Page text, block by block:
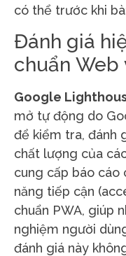
có thể trước khi
Đánh giá
chuẩn
Google
mở tự động do
để kiểm tra, đánh
chất lượng của
cung cấp báo cáo
năng tiếp cận
chuẩn PWA, giúp
nghiệm người
đánh giá này